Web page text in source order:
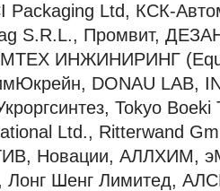
Packaging Ltd, КСК-
S.R.L., Промвит,
ИНЖИНИРИНГ
DONAU LAB,
Tokyo
Ltd., Ritterwand
Новации, АЛЛХИМ,
Лонг Шенг Лимитед,